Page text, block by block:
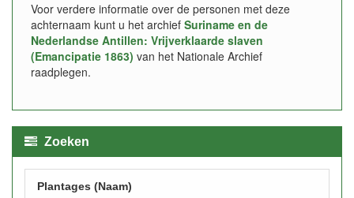
Voor verdere informatie over de personen met deze
achternaam kunt u het archief Suriname en de
Nederlandse Antillen: Vrijverklaarde slaven
(Emancipatie 1863) van het Nationale Archief
raadplegen.
Zoeken
Plantages (Naam)